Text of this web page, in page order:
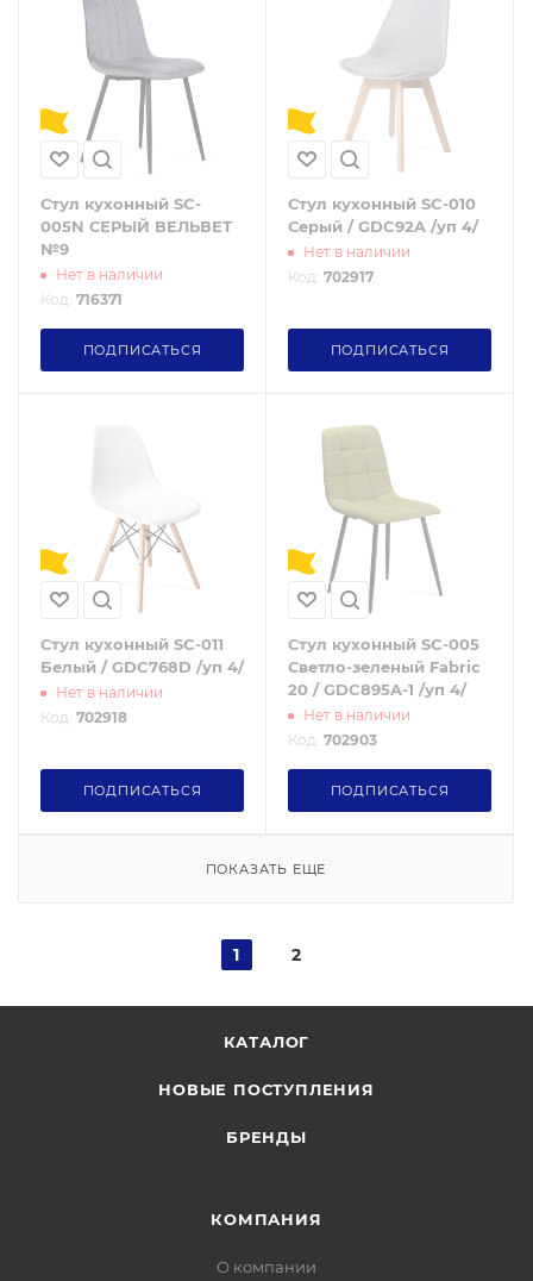
Стул кухонный SC-
005N СЕРЫЙ ВЕЛЬВЕТ
№9
Нет в наличии
Код: 716371
ПОДПИСАТЬСЯ
Стул кухонный SC-010
Серый / GDC92A /уп 4/
Нет в наличии
Код: 702917
ПОДПИСАТЬСЯ
Стул кухонный SC-011
Белый / GDC768D /уп 4/
Нет в наличии
Код: 702918
ПОДПИСАТЬСЯ
Стул кухонный SC-005
Светло-зеленый Fabric
20 / GDC895A-1 /уп 4/
Нет в наличии
Код: 702903
ПОДПИСАТЬСЯ
ПОКАЗАТЬ ЕЩЕ
1 2
КАТАЛОГ
НОВЫЕ ПОСТУПЛЕНИЯ
БРЕНДЫ
КОМПАНИЯ
О компании